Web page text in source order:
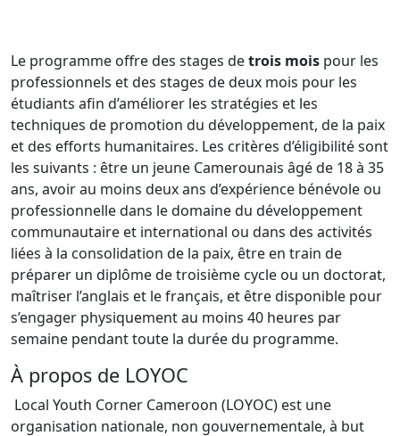
Le programme offre des stages detrois mois pour les
professionnels et des stages de deux mois pour les
étudiants afin d’améliorer les stratégies et les
techniques de promotion du développement, de la paix
et des efforts humanitaires. Les critères d’éligibilité sont
les suivants : être un jeune Camerounais âgé de 18 à 35
ans, avoir au moins deux ans d’expérience bénévole ou
professionnelle dans le domaine du développement
communautaire et international ou dans des activités
liées à la consolidation de la paix, être en train de
préparer un diplôme de troisième cycle ou un doctorat,
maîtriser l’anglais et le français, et être disponible pour
s’engager physiquement au moins 40 heures par
semaine pendant toute la durée du programme.
À propos de LOYOC
Local Youth Corner Cameroon (LOYOC) est une
organisation nationale, non gouvernementale, à but